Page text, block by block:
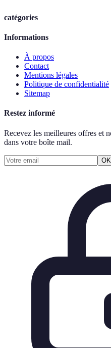
catégories
Informations
À propos
Contact
Mentions légales
Politique de confidentialité
Sitemap
Restez informé
Recevez les meilleures offres et
dans votre boîte mail.
OK